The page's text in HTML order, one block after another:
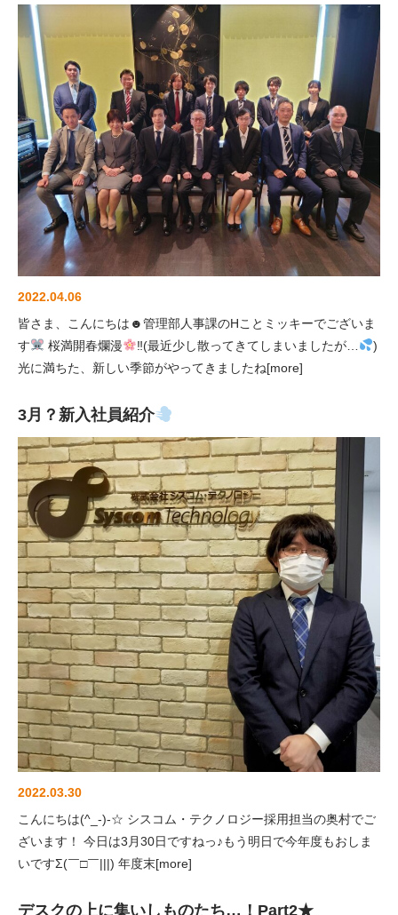
品質マネジ
メント
ビジネスサ
ービス
延命保守
Webコンサ
ルティング
各種サービ
ス
2022.04.06
皆さま、こんにちは☻管理部人事課のHことミッキーでございま
す
桜満開春爛漫 ‼(最近少し散ってきてしまいましたが…
)
光に満ちた、新しい季節がやってきましたね[more]
3月？新入社員紹介
2022.03.30
こんにちは(^_-)-☆ シスコム・テクノロジー採用担当の奥村でご
ざいます！ 今日は3月30日ですねっ♪もう明日で今年度もおしま
いですΣ(￣□￣|||) 年度末[more]
デスクの上に集いしものたち…！Part2★